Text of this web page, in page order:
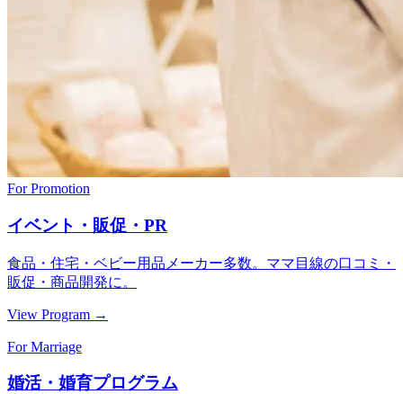
For Promotion
イベント・販促・PR
食品・住宅・ベビー用品メーカー多数。ママ目線の口コミ・
販促・商品開発に。
View Program →
For Marriage
婚活・婚育プログラム